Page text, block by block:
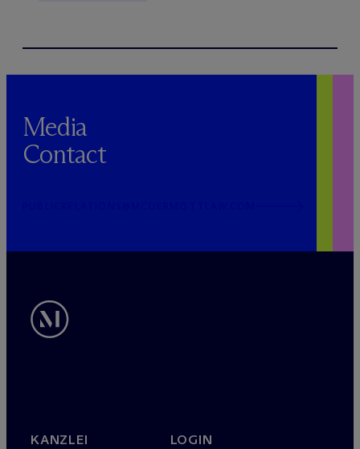
Media
Contact
KANZLEI LOGIN